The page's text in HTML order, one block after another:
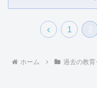
前
1 2
ホーム 過去の教育